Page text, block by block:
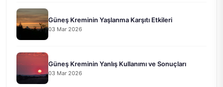
Güneş Kreminin Yaşlanma Karşıtı Etkileri
03 Mar 2026
Güneş Kreminin Yanlış Kullanımı ve Sonuçları
03 Mar 2026